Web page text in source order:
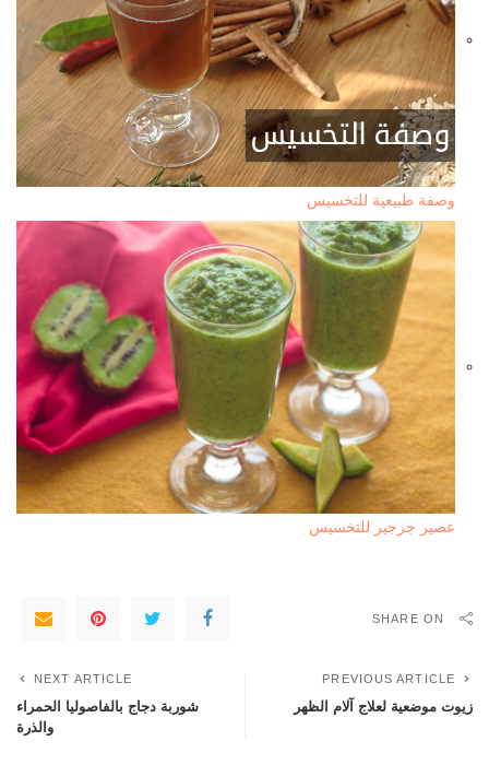
وصفة طبيعية للتخسيس
عصير جرجير للتخسيس
SHARE ON
PREVIOUS ARTICLE
زيوت موضعية لعلاج آلام الظهر
NEXT ARTICLE
شوربة دجاج بالفاصوليا الحمراء
والذرة